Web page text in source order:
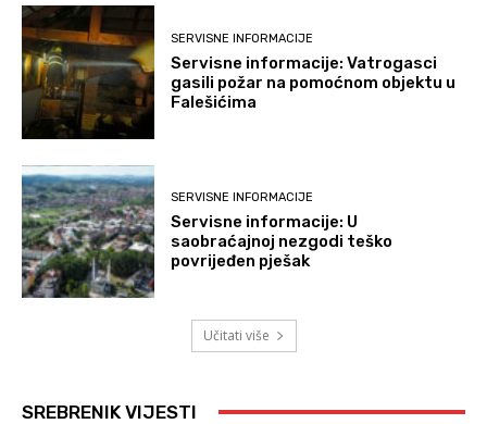
SERVISNE INFORMACIJE
Servisne informacije: Vatrogasci
gasili požar na pomoćnom objektu u
Falešićima
SERVISNE INFORMACIJE
Servisne informacije: U
saobraćajnoj nezgodi teško
povrijeđen pješak
Učitati više
SREBRENIK VIJESTI